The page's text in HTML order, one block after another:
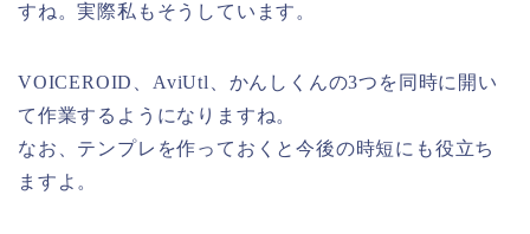
すね。実際私もそうしています。
VOICEROID、AviUtl、かんしくんの3つを同時に開い
て作業するようになりますね。
なお、テンプレを作っておくと今後の時短にも役立ち
ますよ。